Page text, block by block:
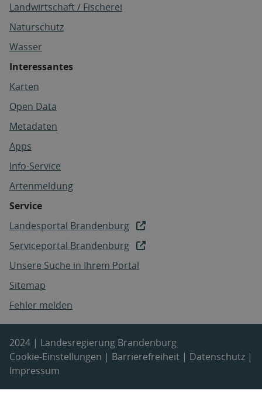
Landwirtschaft / Fischerei
Naturschutz
Wasser
Interessantes
Karten
Open Data
Metadaten
Apps
Info-Service
Artenmeldung
Service
Landesportal Brandenburg
Serviceportal Brandenburg
Unsere Suche in Ihrem Portal
Sitemap
Fehler melden
2024 | Landesregierung Brandenburg
Cookie-Einstellungen | Barrierefreiheit | Datenschutz |
Impressum